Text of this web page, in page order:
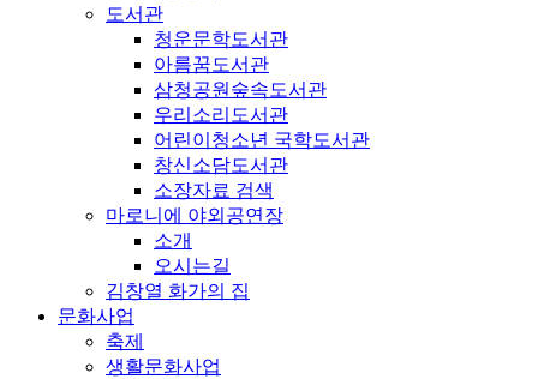
도서관
청운문학도서관
아름꿈도서관
삼청공원숲속도서관
우리소리도서관
어린이청소년 국학도서관
창신소담도서관
소장자료 검색
마로니에 야외공연장
소개
오시는길
김창열 화가의 집
문화사업
축제
생활문화사업